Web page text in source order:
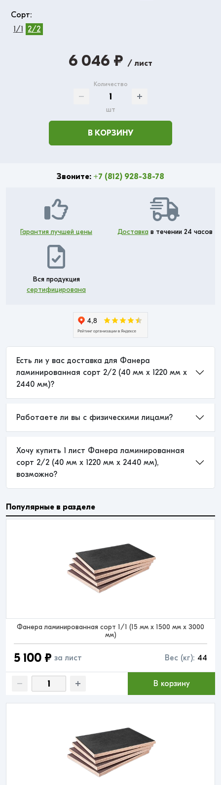
Сорт:
1/1
2/2
6 046 ₽ / лист
Количество
шт
В КОРЗИНУ
Звоните: +7 (812) 928-38-78
Гарантия лучшей цены Доставкав течении 24 часов
Вся продукция
сертифицирована
Есть ли у вас доставка для Фанера
ламинированная сорт 2/2 (40 мм x 1220 мм x
2440 мм)?
Работаете ли вы с физическими лицами?
Хочу купить 1 лист Фанера ламинированная
сорт 2/2 (40 мм x 1220 мм x 2440 мм),
возможно?
Популярные в разделе
Фанера ламинированная сорт 1/1 (15 мм x 1500 мм x 3000
мм)
5 100 ₽ за лист Вес (кг): 44
В корзину